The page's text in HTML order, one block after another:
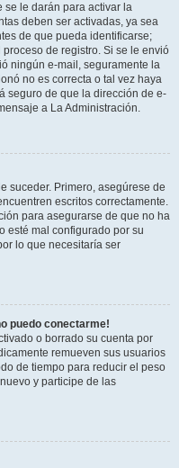
se le darán para activar la
deben ser activadas, ya sea
de que pueda identificarse;
de registro. Si se le envió
ningún e-mail, seguramente la
no es correcta o tal vez haya
seguro de que la dirección de e-
a La Administración.
suceder. Primero, asegúrese de
escritos correctamente.
para asegurarse de que no ha
esté mal configurado por su
lo que necesitaría ser
puedo conectarme!
o borrado su cuenta por
remueven sus usuarios
de tiempo para reducir el peso
y participe de las